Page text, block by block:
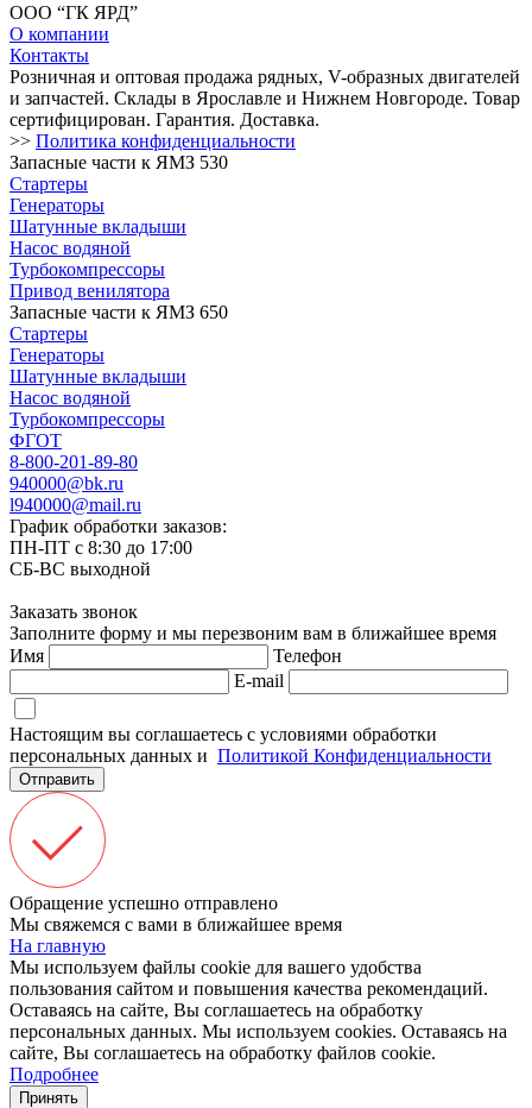
ООО “ГК ЯРД”
О компании
Контакты
Розничная и оптовая продажа рядных, V-образных двигателей
и запчастей. Склады в Ярославле и Нижнем Новгороде. Товар
сертифицирован. Гарантия. Доставка.
>> Политика конфиденциальности
Запасные части к ЯМЗ 530
Стартеры
Генераторы
Шатунные вкладыши
Насос водяной
Турбокомпрессоры
Привод венилятора
Запасные части к ЯМЗ 650
Стартеры
Генераторы
Шатунные вкладыши
Насос водяной
Турбокомпрессоры
ФГОТ
8-800-201-89-80
940000@bk.ru
l940000@mail.ru
График обработки заказов:
ПН-ПТ с 8:30 до 17:00
СБ-ВС выходной
Заказать звонок
Заполните форму и мы перезвоним вам в ближайшее время
Имя
Телефон
E-mail
Настоящим вы соглашаетесь с условиями обработки
персональных данных и Политикой Конфиденциальности
Отправить
Обращение успешно отправлено
Мы свяжемся с вами в ближайшее время
На главную
Мы используем файлы cookie для вашего удобства
пользования сайтом и повышения качества рекомендаций.
Оставаясь на сайте, Вы соглашаетесь на обработку
персональных данных. Мы используем cookies. Оставаясь на
сайте, Вы соглашаетесь на обработку файлов cookie.
Подробнее
Принять